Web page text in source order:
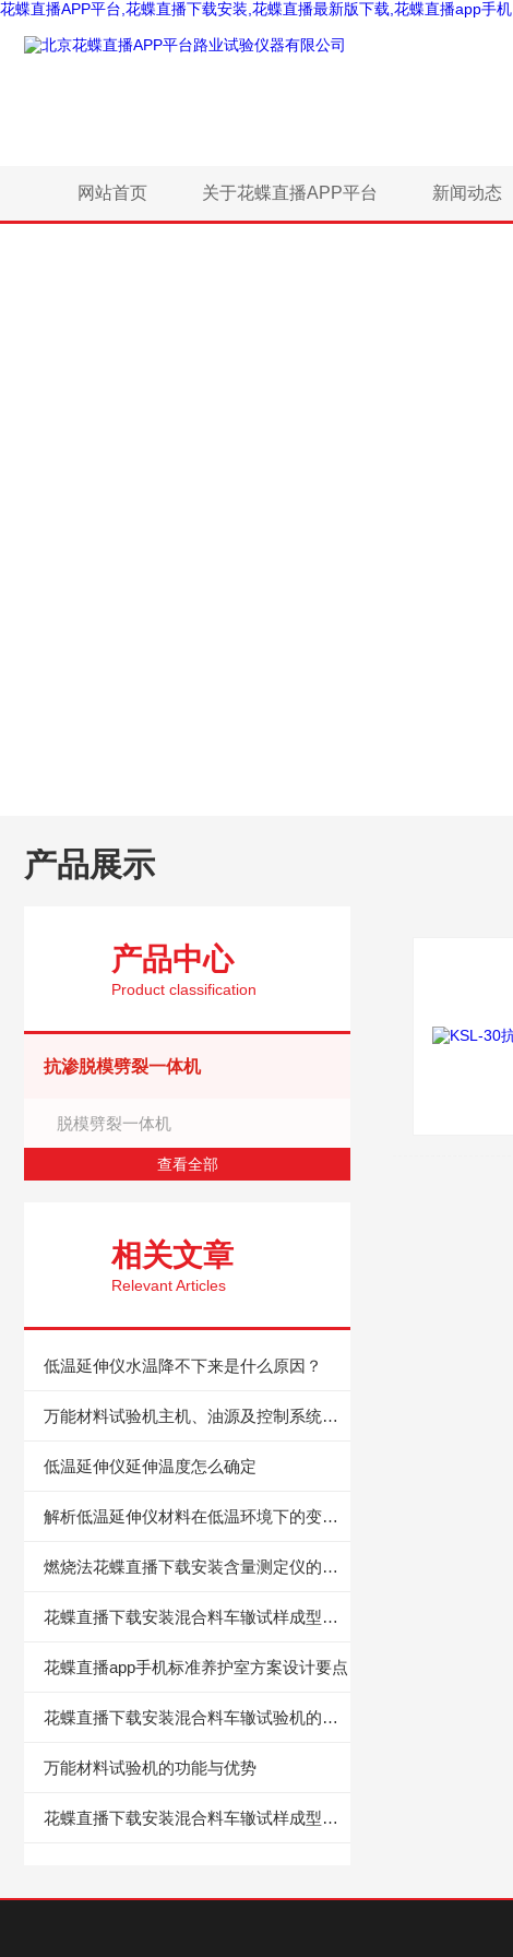
花蝶直播APP平台,花蝶直播下载安装,花蝶直播最新版下载,花蝶直播app手机
网站首页 关于花蝶直播APP平台 新闻动态
产品展示
产品中心
Product classification
抗渗脱模劈裂一体机
脱模劈裂一体机
查看全部
相关文章
Relevant Articles
低温延伸仪水温降不下来是什么原因？
万能材料试验机主机、油源及控制系统的保养
低温延伸仪延伸温度怎么确定
解析低温延伸仪材料在低温环境下的变形特性
燃烧法花蝶直播下载安装含量测定仪的操作规程说明
花蝶直播下载安装混合料车辙试样成型机是道路工程质量的守护者
花蝶直播app手机标准养护室方案设计要点
花蝶直播下载安装混合料车辙试验机的主要结构及测试过程说明
万能材料试验机的功能与优势
花蝶直播下载安装混合料车辙试样成型机的可选配置有哪些？